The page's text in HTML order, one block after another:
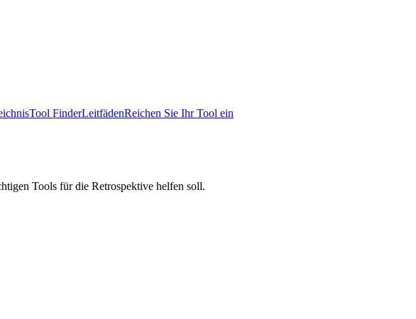
Tool FinderLeitfädenReichen Sie Ihr Tool ein
Tools für die Retrospektive helfen soll.